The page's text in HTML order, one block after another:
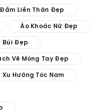
Liền Thân Đẹp
Áo Khoác Nữ Đẹp
Búi Đẹp
Vẽ Móng Tay Đẹp
Xu Hướng Tóc Nam